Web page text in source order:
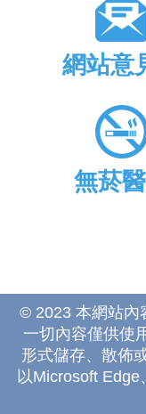
網站意
無菸
© 2023 本網站內
一切內容僅供使
形式儲存、散佈
以Microsoft